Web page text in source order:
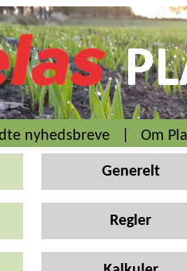
nyhedsbreve Om
Generelt
Regler